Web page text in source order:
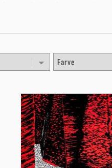
samlede oplags-størrelse.